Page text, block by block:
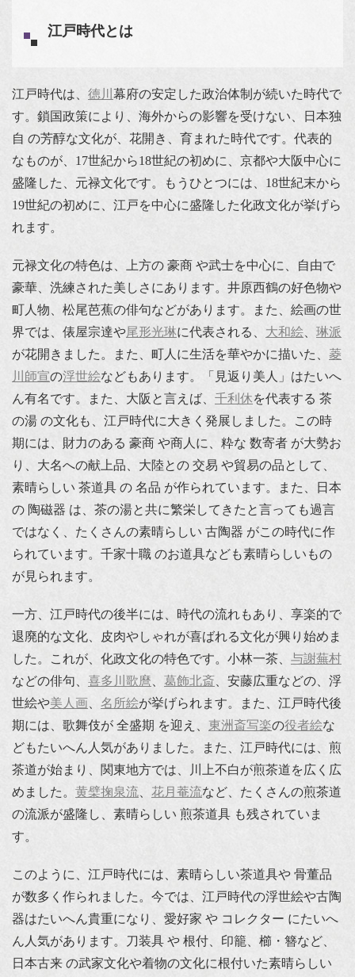
江戸時代とは
江戸時代は、 徳川 幕府の安定した政治体制が続いた時代で
す。鎖国政策により、海外からの影響を受けない、日本独
自 の芳醇な文化が、花開き、育まれた時代です。代表的
なものが、17世紀から18世紀の初めに、京都や大阪中心に
盛隆した、元禄文化です。もうひとつには、18世紀末から
19世紀の初めに、江戸を中心に盛隆した化政文化が挙げら
れます。
元禄文化の特色は、上方の 豪商 や武士を中心に、自由で
豪華、洗練された美しさにあります。井原西鶴の好色物や
町人物、松尾芭蕉の俳句などがあります。また、絵画の世
界では、俵屋宗達や尾形光琳に代表される、 大和絵
琳派
が花開きました。また、町人に生活を華やかに描いた、 菱
川師宣の浮世絵などもあります。「見返り美人」はたいへ
ん有名です。また、大阪と言えば、 千利休を代表する 茶
の湯 の文化も、江戸時代に大きく発展しました。この時
期には、財力のある 豪商 や商人に、粋な 数寄者 が大勢お
り、大名への献上品、大陸との 交易 や貿易の品として、
素晴らしい 茶道具 の 名品 が作られています。また、日本
の 陶磁器 は、茶の湯と共に繁栄してきたと言っても過言
ではなく、たくさんの素晴らしい 古陶器 がこの時代に作
られています。千家十職 のお道具なども素晴らしいもの
が見られます。
一方、江戸時代の後半には、時代の流れもあり、享楽的で
退廃的な文化、皮肉やしゃれが喜ばれる文化が興り始めま
した。これが、化政文化の特色です。小林一茶、 与謝蕪村
などの俳句、 喜多川歌麿 葛飾北斎 、安藤広重などの、浮
世絵や美人画 名所絵が挙げられます。また、江戸時代後
期には、歌舞伎が 全盛期 を迎え、 東洲斎写楽の役者絵な
どもたいへん人気がありました。また、江戸時代には、煎
茶道が始まり、関東地方では、川上不白が煎茶道を広く広
めました。 黄檗掬泉流 花月菴流など、たくさんの煎茶道
の流派が盛隆し、素晴らしい 煎茶道具 も残されていま
す。
このように、江戸時代には、素晴らしい茶道具や 骨董品
が数多く作られました。今では、江戸時代の浮世絵や古陶
器はたいへん貴重になり、愛好家 や コレクター にたいへ
ん人気があります。刀装具 や 根付、印籠、櫛・簪など、
日本古来 の武家文化や着物の文化に根付いた素晴らしい